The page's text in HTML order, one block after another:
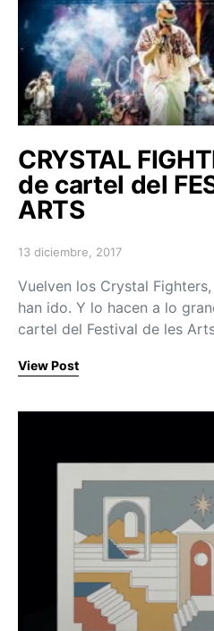
CRYSTAL
de cartel del
ARTS
Posted on
13 diciembre, 2017
Vuelven los Crystal
han ido. Y lo hacen a lo
cartel del Festival de les
View Post